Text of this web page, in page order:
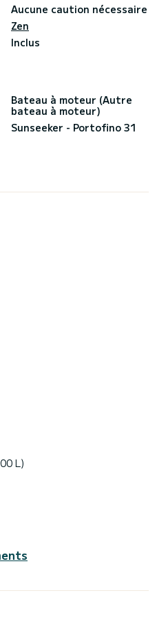
déjeuner et/ou dîner
Aucune caution nécessaire
Zen
Inclus
Bateau à moteur (Autre
bateau à moteur)
Sunseeker - Portofino 31
L)